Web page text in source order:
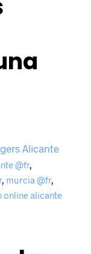
Alicante
@fr,
, murcia @fr,
online alicante